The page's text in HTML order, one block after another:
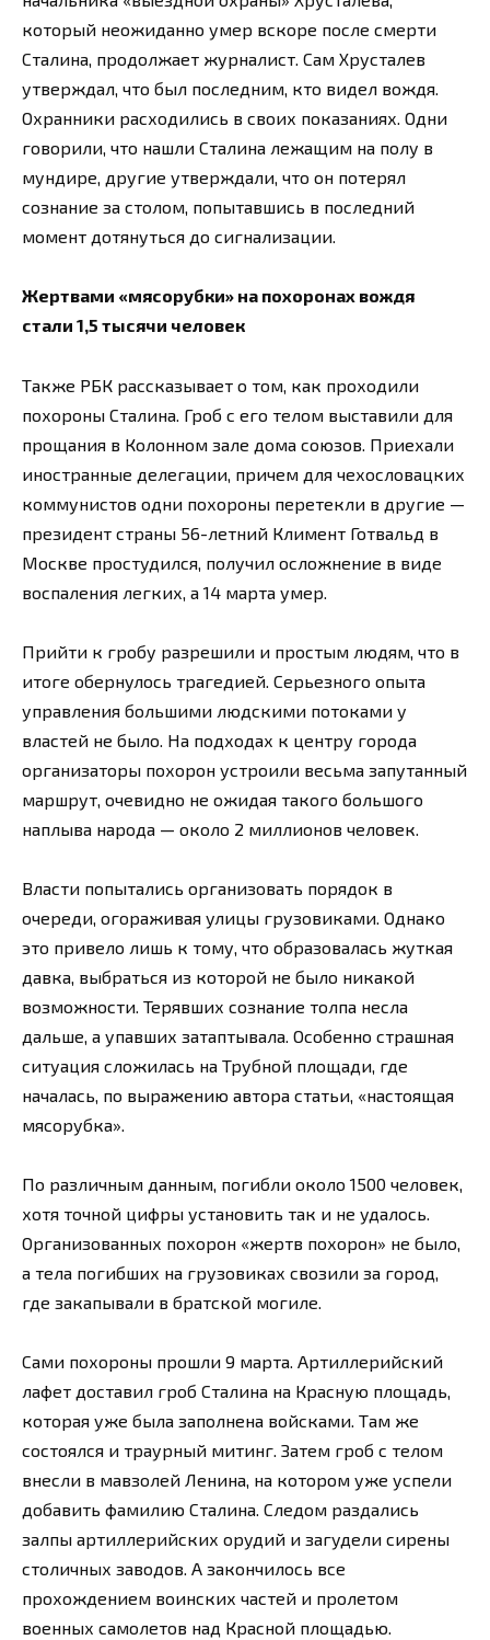
который неожиданно умер вскоре после смерти
Сталина, продолжает журналист. Сам Хрусталев
утверждал, что был последним, кто видел вождя.
Охранники расходились в своих показаниях. Одни
говорили, что нашли Сталина лежащим на полу в
мундире, другие утверждали, что он потерял
сознание за столом, попытавшись в последний
момент дотянуться до сигнализации.
Жертвами «мясорубки» на похоронах вождя
стали 1,5 тысячи человек
Также РБК рассказывает о том, как проходили
похороны Сталина. Гроб с его телом выставили для
прощания в Колонном зале дома союзов. Приехали
иностранные делегации, причем для чехословацких
коммунистов одни похороны перетекли в другие —
президент страны 56-летний Климент Готвальд в
Москве простудился, получил осложнение в виде
воспаления легких, а 14 марта умер.
Прийти к гробу разрешили и простым людям, что в
итоге обернулось трагедией. Серьезного опыта
управления большими людскими потоками у
властей не было. На подходах к центру города
организаторы похорон устроили весьма запутанный
маршрут, очевидно не ожидая такого большого
наплыва народа — около 2 миллионов человек.
Власти попытались организовать порядок в
очереди, огораживая улицы грузовиками. Однако
это привело лишь к тому, что образовалась жуткая
давка, выбраться из которой не было никакой
возможности. Терявших сознание толпа несла
дальше, а упавших затаптывала. Особенно страшная
ситуация сложилась на Трубной площади, где
началась, по выражению автора статьи, «настоящая
мясорубка».
По различным данным, погибли около 1500 человек,
хотя точной цифры установить так и не удалось.
Организованных похорон «жертв похорон» не было,
а тела погибших на грузовиках свозили за город,
где закапывали в братской могиле.
Сами похороны прошли 9 марта. Артиллерийский
лафет доставил гроб Сталина на Красную площадь,
которая уже была заполнена войсками. Там же
состоялся и траурный митинг. Затем гроб с телом
внесли в мавзолей Ленина, на котором уже успели
добавить фамилию Сталина. Следом раздались
залпы артиллерийских орудий и загудели сирены
столичных заводов. А закончилось все
прохождением воинских частей и пролетом
военных самолетов над Красной площадью.